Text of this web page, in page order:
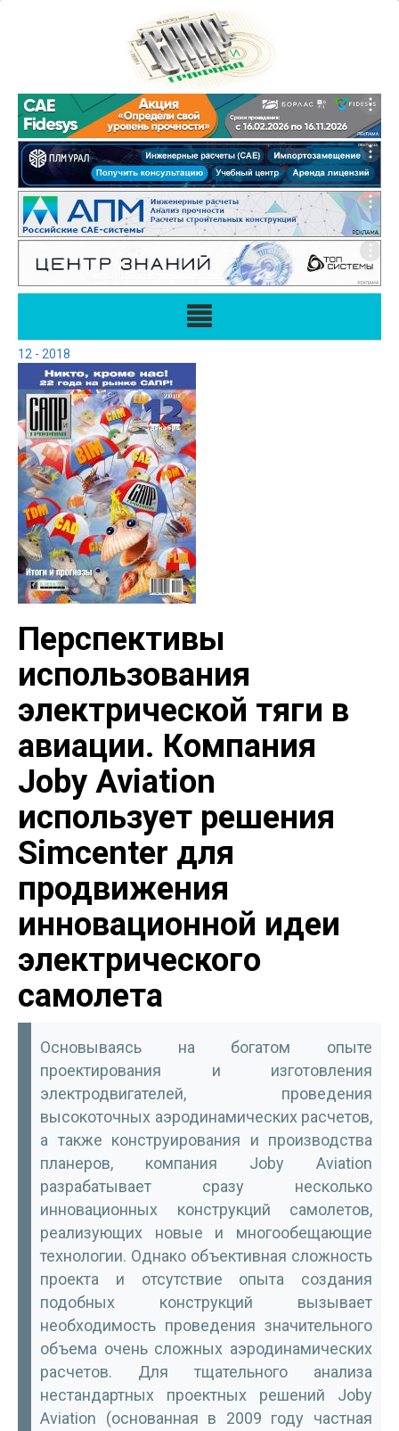
12 - 2018
Перспективы
использования
электрической тяги в
авиации. Компания
Joby Aviation
использует решения
Simcenter для
продвижения
инновационной идеи
электрического
самолета
Основываясь на богатом опыте
проектирования и изготовления
электродвигателей, проведения
высокоточных аэродинамических расчетов,
а также конструирования и производства
планеров, компания Joby Aviation
разрабатывает сразу несколько
инновационных конструкций самолетов,
реализующих новые и многообещающие
технологии. Однако объективная сложность
проекта и отсутствие опыта создания
подобных конструкций вызывает
необходимость проведения значительного
объема очень сложных аэродинамических
расчетов. Для тщательного анализа
нестандартных проектных решений Joby
Aviation (основанная в 2009 году частная